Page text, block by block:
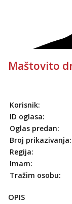
Maštovito
Korisnik:
ID oglasa:
Oglas predan:
Broj prikazivanja:
Regija:
Imam:
Tražim osobu:
OPIS